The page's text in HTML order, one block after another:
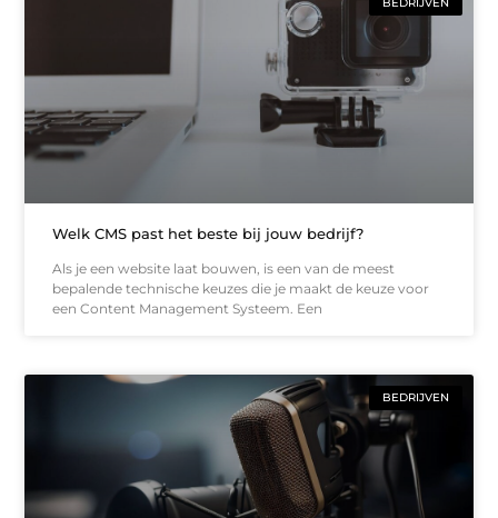
Welk CMS past het beste bij jouw bedrijf?
Als je een website laat bouwen, is een van de meest
bepalende technische keuzes die je maakt de keuze voor
een Content Management Systeem. Een
BEDRIJVEN